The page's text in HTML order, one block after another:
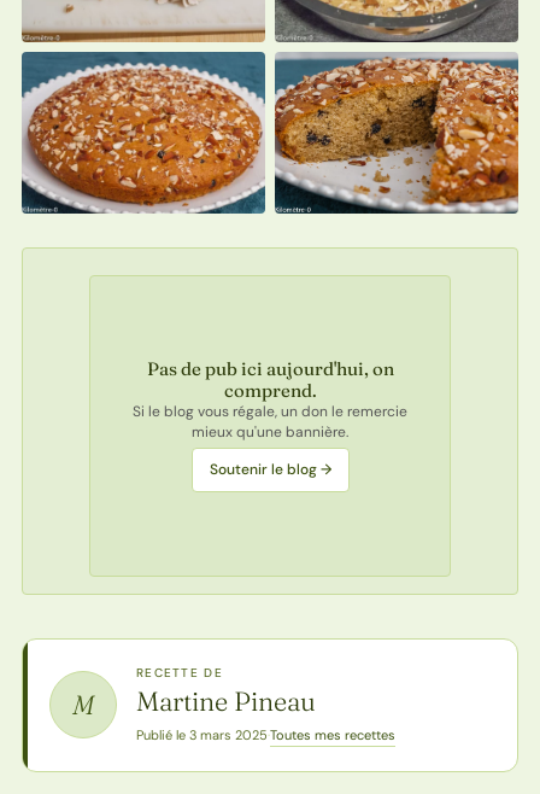
Pas de pub ici aujourd'hui, on
comprend.
Si le blog vous régale, un don le remercie
mieux qu'une bannière.
Soutenir le blog →
M
RECETTE DE
Martine Pineau
Publié le 3 mars 2025·Toutes mes recettes